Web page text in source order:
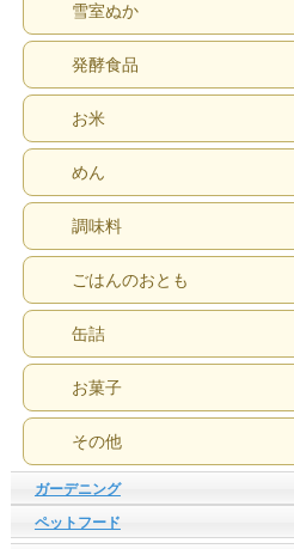
雪室ぬか
発酵食品
お米
めん
調味料
ごはんのおとも
缶詰
お菓子
その他
ガーデニング
ペットフード